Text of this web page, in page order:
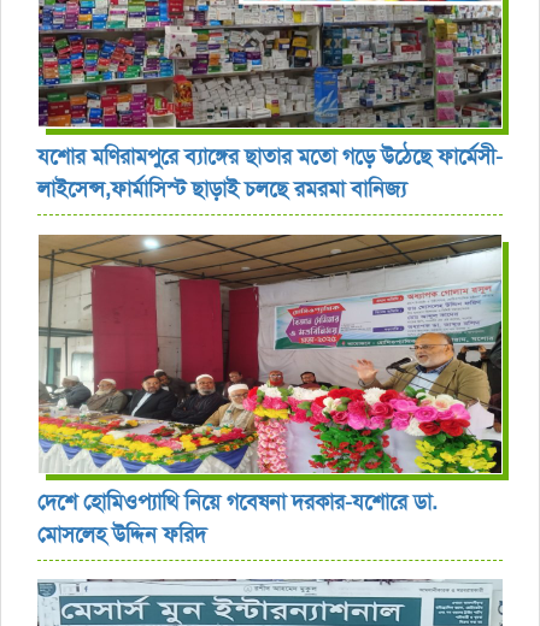
যশোর ‎মণিরামপুরে ব্যাঙ্গের ছাতার মতো গড়ে উঠেছে ফার্মেসী-
লাইসেন্স,ফার্মাসিস্ট ছাড়াই চলছে রমরমা বানিজ্য ‎
দেশে হোমিওপ্যাথি নিয়ে গবেষনা দরকার-যশোরে ডা.
মোসলেহ উদ্দিন ফরিদ